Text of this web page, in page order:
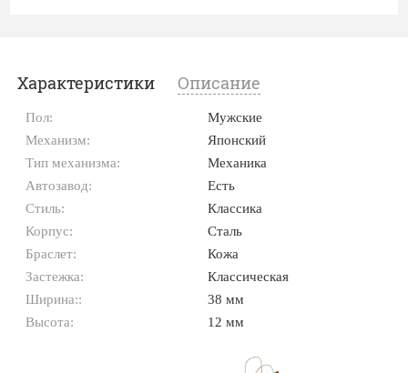
Характеристики Описание
Пол:
Мужские
Механизм:
Японский
Тип механизма:
Механика
Автозавод:
Есть
Стиль:
Классика
Корпус:
Сталь
Браслет:
Кожа
Застежка:
Классическая
Ширина::
38 мм
Высота:
12 мм